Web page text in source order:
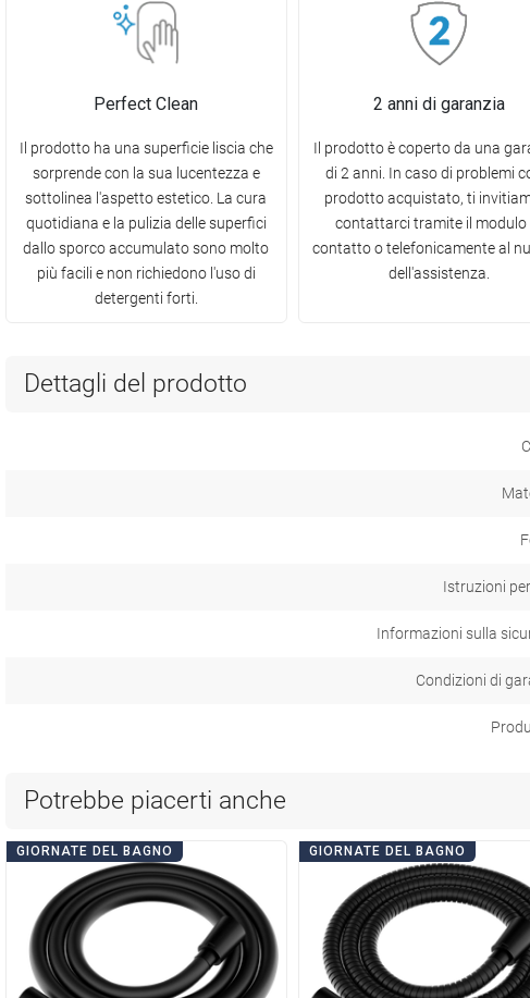
Perfect Clean
Il prodotto ha una superficie liscia che
sorprende con la sua lucentezza e
sottolinea l'aspetto estetico. La cura
quotidiana e la pulizia delle superfici
dallo sporco accumulato sono molto
più facili e non richiedono l'uso di
detergenti forti.
2 anni di garanzia
Il prodotto è coperto da una
di 2 anni. In caso di problemi
prodotto acquistato, ti
contattarci tramite il modulo
contatto o telefonicamente al
dell'assistenza.
Dettagli del prodotto
Istruzioni
Informazioni sulla
Condizioni di
Potrebbe piacerti anche
GIORNATE DEL BAGNO GIORNATE DEL BAGNO